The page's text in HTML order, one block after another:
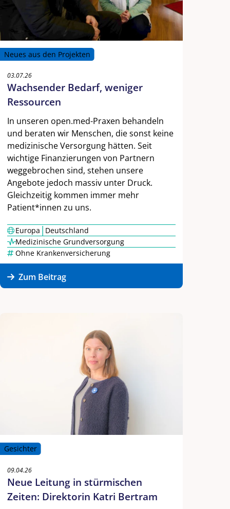
Neues aus den Projekten
03.07.26
Wachsender Bedarf, weniger
Ressourcen
In unseren open.med-Praxen behandeln
und beraten wir Menschen, die sonst keine
medizinische Versorgung hätten. Seit
wichtige Finanzierungen von Partnern
weggebrochen sind, stehen unsere
Angebote jedoch massiv unter Druck.
Gleichzeitig kommen immer mehr
Patient*innen zu uns.
Europa|Deutschland
Medizinische Grundversorgung
Ohne Krankenversicherung
Zum Beitrag
Gesichter
09.04.26
Neue Leitung in stürmischen
Zeiten: Direktorin Katri Bertram